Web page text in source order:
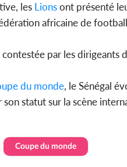
les Lionsont présenté
africaine de
par les dirigeants
du monde, le Sénégal
statut sur la scène
Coupe du monde